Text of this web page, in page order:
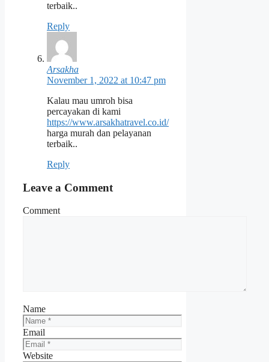
terbaik..
Reply
Arsakha
November 1, 2022 at 10:47 pm
Kalau mau umroh bisa
percayakan di kami
https://www.arsakhatravel.co.id/
harga murah dan pelayanan
terbaik..
Reply
Leave a Comment
Comment
Name
Email
Website